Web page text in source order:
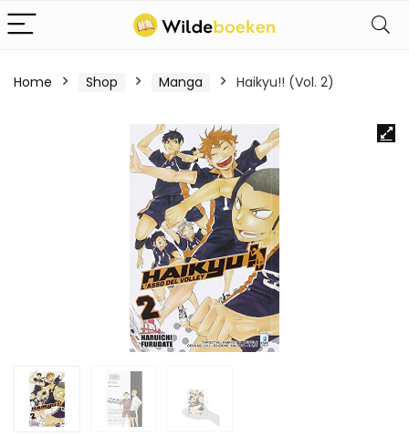
Home Shop Manga Haikyu!! (Vol. 2)